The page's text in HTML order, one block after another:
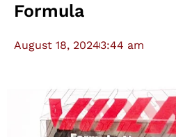
Formula
August 18, 20243:44 am